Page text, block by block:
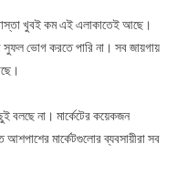
খুবই কম এই এলাকাতেই আছে।
সুফল ভোগ করতে পারি না। সব জায়গায়
বলছে না। মার্কেটের কয়েকজন
আশপাশের মার্কেটগুলোর ব্যবসায়ীরা সব